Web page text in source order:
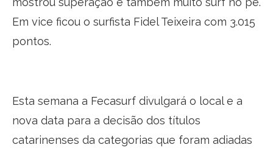
Em vice ficou o surfista Fidel Teixeira com 3.015
pontos.
Esta semana a Fecasurf divulgará o local e a
nova data para a decisão dos títulos
catarinenses da categorias que foram adiadas